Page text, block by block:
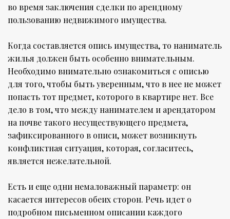
во время заключения сделки по арендному
пользованию недвижимого имущества.
Когда составляется опись имущества, то наниматель
жилья должен быть особенно внимательным.
Необходимо внимательно ознакомиться с описью
для того, чтобы быть уверенным, что в нее не может
попасть тот предмет, которого в квартире нет. Все
дело в том, что между нанимателем и арендатором
на почве такого несуществующего предмета,
зафиксированного в описи, может возникнуть
конфликтная ситуация, которая, согласитесь,
является нежелательной.
Есть и еще одни немаловажный параметр: он
касается интересов обеих сторон. Речь идет о
подробном письменном описании каждого